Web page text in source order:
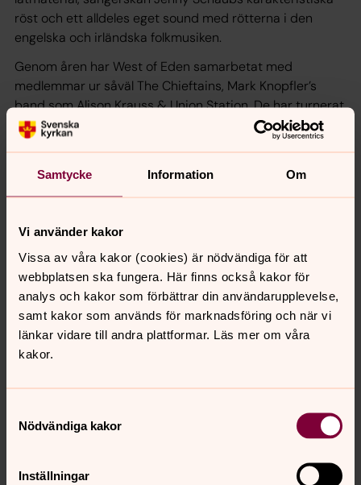
Samtycke Information Om
Vi använder kakor
Vissa av våra kakor (cookies) är nödvändiga för att
webbplatsen ska fungera. Här finns också kakor för
analys och kakor som förbättrar din användarupplevelse,
samt kakor som används för marknadsföring och när vi
länkar vidare till andra plattformar. Läs mer om våra
kakor.
Nödvändiga kakor
Inställningar
röst och ett alldeles eget sound med rötterna i den
engelska och irländska folkmusiken.
Genom åren har West of Eden samarbetat med
medlemmar ur såväl The Chieftains, Mark Knopfler’s
band som Alison Krauss & Union Station. De har turnerat
bl.a. i England, på Irland och ända bort till Kina.
Årets gästartist är pianisten, flöjtisten och sångaren
Hamish Napier från Skottland.
West of Eden består av:
Martin Holmlund, bas
Ola Karlevo, trummor, bodhran
Jenny Schaub, sång, dragspel, tin whistle
Martin Schaub, sång, akustisk gitarr, piano
Henning Sernhede, gitarr, mandolin, banjo
Längd cirka 1 timma och 40 minuter utan paus.